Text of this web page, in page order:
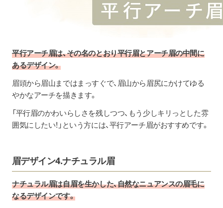
平行アーチ眉は、その名のとおり平行眉とアーチ眉の中間に
あるデザイン。
眉頭から眉山まではまっすぐで、眉山から眉尻にかけてゆる
やかなアーチを描きます。
「平行眉のかわいらしさを残しつつ、もう少しキリっとした雰
囲気にしたい！」という方には、平行アーチ眉がおすすめです。
眉デザイン4.ナチュラル眉
ナチュラル眉は自眉を生かした、自然なニュアンスの眉毛に
なるデザインです。